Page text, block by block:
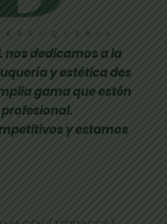
nos dedicamos a la
y estética des
gama que estén
y estamos